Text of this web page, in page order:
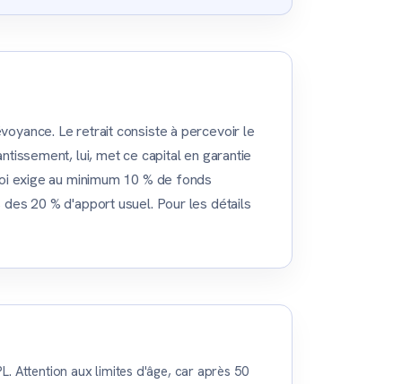
Le retrait consiste à percevoir le
lui, met ce capital en garantie
exige au minimum 10 % de fonds
20 % d'apport usuel. Pour les détails
Attention aux limites d'âge, car après 50